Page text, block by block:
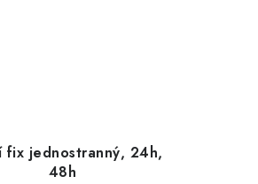
fix jednostranný, 24h,
48h